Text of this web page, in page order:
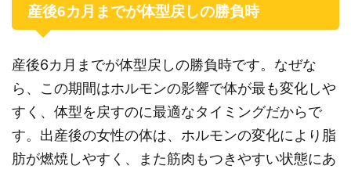
産後6カ月までが体型戻しの勝負時
産後6カ月までが体型戻しの勝負時です。なぜな
ら、この期間はホルモンの影響で体が最も変化しや
すく、体型を戻すのに最適なタイミングだからで
す。出産後の女性の体は、ホルモンの変化により脂
肪が燃焼しやすく、また筋肉もつきやすい状態にあ